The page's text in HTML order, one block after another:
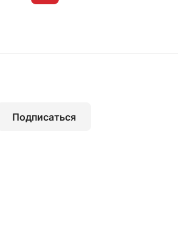
Подписаться